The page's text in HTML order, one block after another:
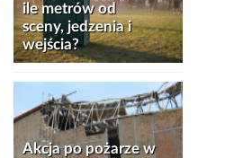
ile metrów od
sceny, jedzenia i
wejścia?
Akcja po pożarze w